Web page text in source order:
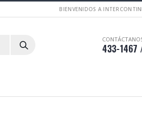
BIENVENIDOS A
433-1467